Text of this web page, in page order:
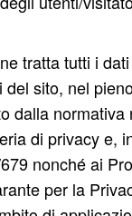
tratta tutti i
del sito, nel
dalla normativa
di privacy e,
nonché ai
per la